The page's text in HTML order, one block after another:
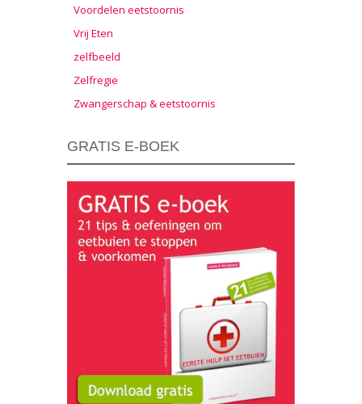
Voordelen eetstoornis
Vrij Eten
zelfbeeld
Zelfregie
Zwangerschap & eetstoornis
GRATIS E-BOEK